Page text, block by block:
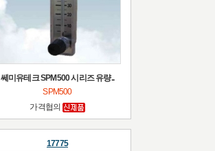
쎄미유테크 SPM500 시리즈 유량..
SPM500
가격협의
17775